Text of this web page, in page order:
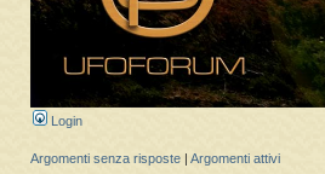
Login
Argomenti senza risposte Argomenti attivi